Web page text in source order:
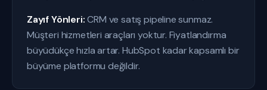
Zayıf Yönleri:CRM ve satış pipeline sunmaz.
Müşteri hizmetleri araçları yoktur. Fiyatlandırma
büyüdükçe hızla artar. HubSpot kadar kapsamlı bir
büyüme platformu değildir.